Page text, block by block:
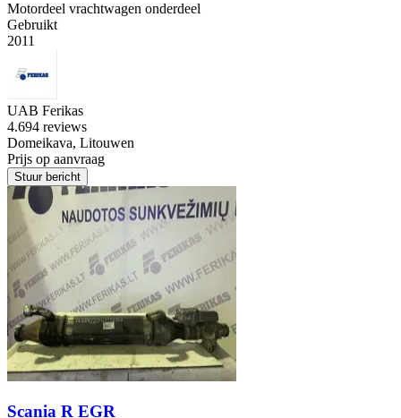
Motordeel vrachtwagen onderdeel
Gebruikt
2011
UAB Ferikas
4.694 reviews
Domeikava, Litouwen
Prijs op aanvraag
Stuur bericht
Scania R EGR